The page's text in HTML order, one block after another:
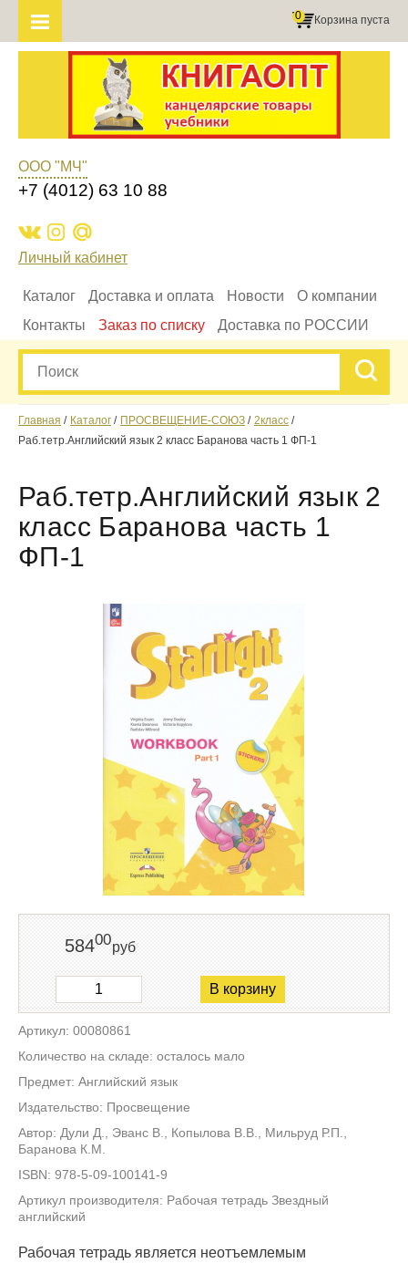
Корзина пуста
0
ООО "МЧ"
+7 (4012) 63 10 88
Личный кабинет
Каталог Доставка и оплата Новости
О компании
Контакты
Заказ по списку Доставка по РОССИИ
Главная Каталог ПРОСВЕЩЕНИЕ-СОЮЗ
2класс
Раб.тетр.Английский язык 2 класс Баранова часть 1 ФП-1
Раб.тетр.Английский язык 2
класс Баранова часть 1
ФП-1
58400руб
В корзину
Артикул: 00080861
Количество на складе: осталось мало
Предмет: Английский язык
Издательство: Просвещение
Автор: Дули Д., Эванс В., Копылова В.В., Мильруд Р.П.,
Баранова К.М.
ISBN: 978-5-09-100141-9
Артикул производителя: Рабочая тетрадь Звездный
английский
Рабочая тетрадь является неотъемлемым